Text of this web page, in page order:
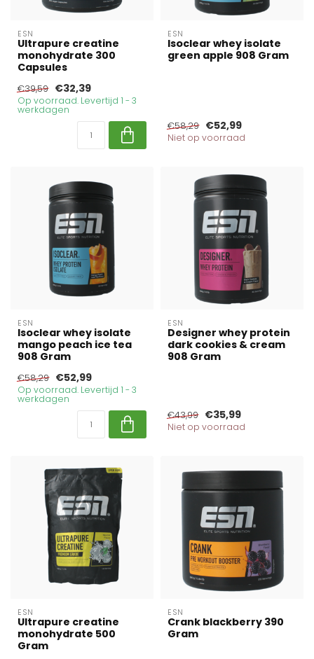
ESN
Ultrapure creatine
monohydrate 300
Capsules
€39,59 €32,39
Op voorraad. Levertijd 1 - 3
werkdagen
ESN
Isoclear whey isolate
green apple 908 Gram
€58,29 €52,99
Niet op voorraad
ESN
Isoclear whey isolate
mango peach ice tea
908 Gram
€58,29 €52,99
Op voorraad. Levertijd 1 - 3
werkdagen
ESN
Designer whey protein
dark cookies & cream
908 Gram
€43,99 €35,99
Niet op voorraad
ESN
Ultrapure creatine
monohydrate 500
Gram
ESN
Crank blackberry 390
Gram